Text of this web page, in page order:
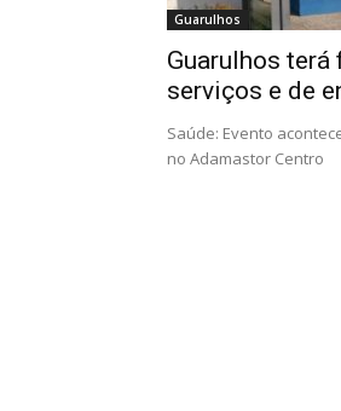
Guarulhos
Guarulhos terá
serviços e de
Saúde: Evento
no Adamastor Centro